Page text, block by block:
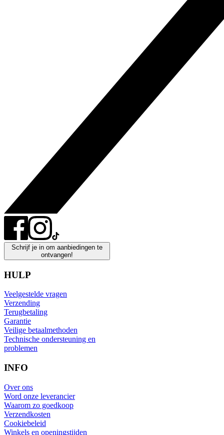
Schrijf je in om aanbiedingen te
ontvangen!
HULP
Veelgestelde vragen
Verzending
Terugbetaling
Garantie
Veilige betaalmethoden
Technische ondersteuning en
problemen
INFO
Over ons
Word onze leverancier
Waarom zo goedkoop
Verzendkosten
Cookiebeleid
Winkels en openingstijden